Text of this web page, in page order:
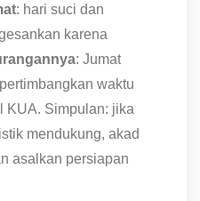
: hari suci dan
karena
: Jumat
waktu
KUA. Simpulan: jika
mendukung, akad
asalkan persiapan